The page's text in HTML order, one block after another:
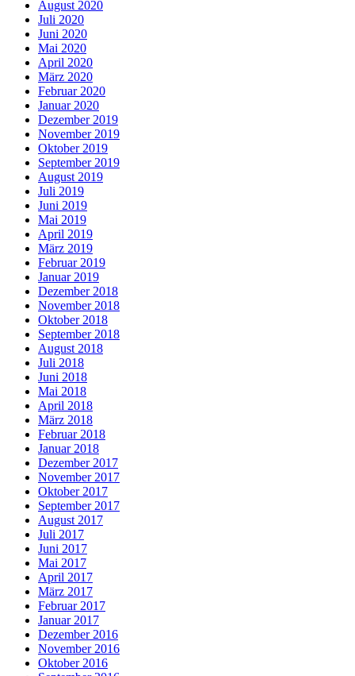
August 2020
Juli 2020
Juni 2020
Mai 2020
April 2020
März 2020
Februar 2020
Januar 2020
Dezember 2019
November 2019
Oktober 2019
September 2019
August 2019
Juli 2019
Juni 2019
Mai 2019
April 2019
März 2019
Februar 2019
Januar 2019
Dezember 2018
November 2018
Oktober 2018
September 2018
August 2018
Juli 2018
Juni 2018
Mai 2018
April 2018
März 2018
Februar 2018
Januar 2018
Dezember 2017
November 2017
Oktober 2017
September 2017
August 2017
Juli 2017
Juni 2017
Mai 2017
April 2017
März 2017
Februar 2017
Januar 2017
Dezember 2016
November 2016
Oktober 2016